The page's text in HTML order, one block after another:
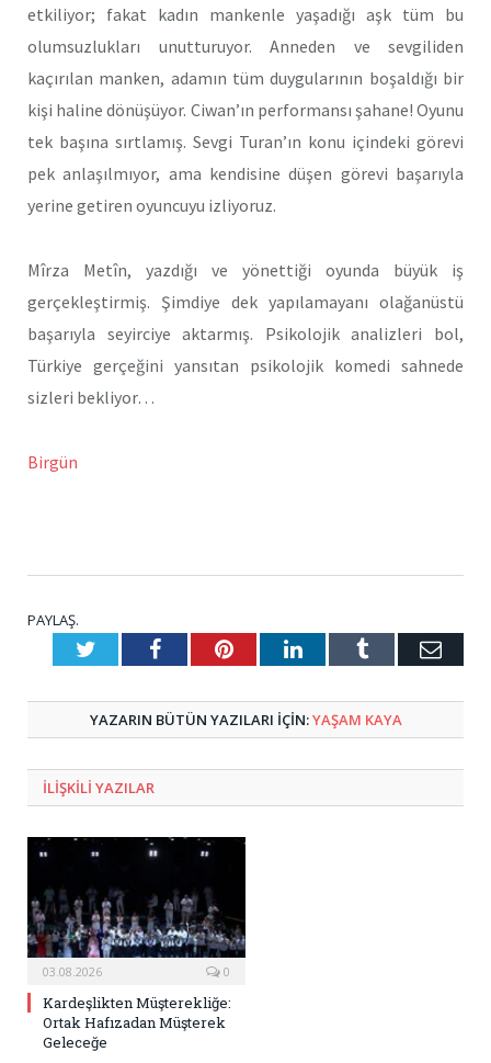
etkiliyor; fakat kadın mankenle yaşadığı aşk tüm bu
olumsuzlukları unutturuyor. Anneden ve sevgiliden
kaçırılan manken, adamın tüm duygularının boşaldığı bir
kişi haline dönüşüyor. Ciwan’ın performansı şahane! Oyunu
tek başına sırtlamış. Sevgi Turan’ın konu içindeki görevi
pek anlaşılmıyor, ama kendisine düşen görevi başarıyla
yerine getiren oyuncuyu izliyoruz.
Mîrza Metîn, yazdığı ve yönettiği oyunda büyük iş
gerçekleştirmiş. Şimdiye dek yapılamayanı olağanüstü
başarıyla seyirciye aktarmış. Psikolojik analizleri bol,
Türkiye gerçeğini yansıtan psikolojik komedi sahnede
sizleri bekliyor…
Birgün
PAYLAŞ.
TwitterFacebookPinterestLinkedInTumblr E-
YAZARIN BÜTÜN YAZILARI IÇIN:YAŞAM KAYA
ILIŞKILI YAZILAR
03.08.2026 0
Kardeşlikten Müşterekliğe:
Ortak Hafızadan Müşterek
Geleceğe